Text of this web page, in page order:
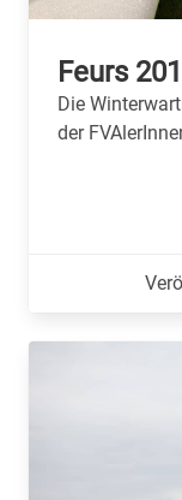
Feurs
Die
der